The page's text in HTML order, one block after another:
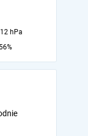
hPa
56%